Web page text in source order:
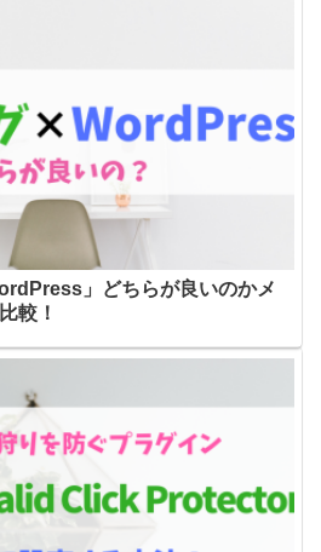
」どちらが良いのかメ
較！